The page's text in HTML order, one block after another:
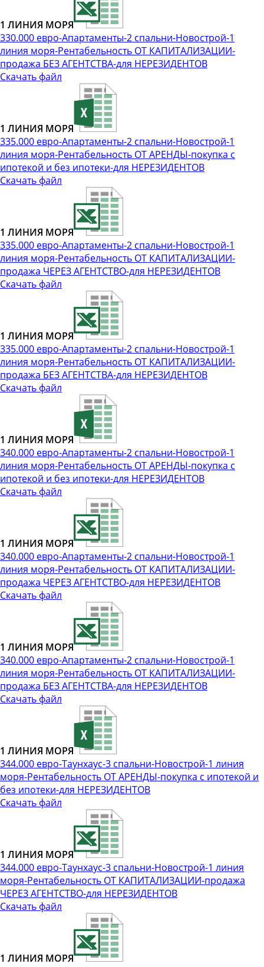
1 ЛИНИЯ МОРЯ
330.000 евро-Апартаменты-2 спальни-Новострой-1
линия моря-Рентабельность ОТ КАПИТАЛИЗАЦИИ-
продажа БЕЗ АГЕНТСТВА-для НЕРЕЗИДЕНТОВ
Скачать файл
1 ЛИНИЯ МОРЯ
335.000 евро-Апартаменты-2 спальни-Новострой-1
линия моря-Рентабельность ОТ АРЕНДЫ-покупка с
ипотекой и без ипотеки-для НЕРЕЗИДЕНТОВ
Скачать файл
1 ЛИНИЯ МОРЯ
335.000 евро-Апартаменты-2 спальни-Новострой-1
линия моря-Рентабельность ОТ КАПИТАЛИЗАЦИИ-
продажа ЧЕРЕЗ АГЕНТСТВО-для НЕРЕЗИДЕНТОВ
Скачать файл
1 ЛИНИЯ МОРЯ
335.000 евро-Апартаменты-2 спальни-Новострой-1
линия моря-Рентабельность ОТ КАПИТАЛИЗАЦИИ-
продажа БЕЗ АГЕНТСТВА-для НЕРЕЗИДЕНТОВ
Скачать файл
1 ЛИНИЯ МОРЯ
340.000 евро-Апартаменты-2 спальни-Новострой-1
линия моря-Рентабельность ОТ АРЕНДЫ-покупка с
ипотекой и без ипотеки-для НЕРЕЗИДЕНТОВ
Скачать файл
1 ЛИНИЯ МОРЯ
340.000 евро-Апартаменты-2 спальни-Новострой-1
линия моря-Рентабельность ОТ КАПИТАЛИЗАЦИИ-
продажа ЧЕРЕЗ АГЕНТСТВО-для НЕРЕЗИДЕНТОВ
Скачать файл
1 ЛИНИЯ МОРЯ
340.000 евро-Апартаменты-2 спальни-Новострой-1
линия моря-Рентабельность ОТ КАПИТАЛИЗАЦИИ-
продажа БЕЗ АГЕНТСТВА-для НЕРЕЗИДЕНТОВ
Скачать файл
1 ЛИНИЯ МОРЯ
344.000 евро-Таунхаус-3 спальни-Новострой-1 линия
моря-Рентабельность ОТ АРЕНДЫ-покупка с ипотекой и
без ипотеки-для НЕРЕЗИДЕНТОВ
Скачать файл
1 ЛИНИЯ МОРЯ
344.000 евро-Таунхаус-3 спальни-Новострой-1 линия
моря-Рентабельность ОТ КАПИТАЛИЗАЦИИ-продажа
ЧЕРЕЗ АГЕНТСТВО-для НЕРЕЗИДЕНТОВ
Скачать файл
1 ЛИНИЯ МОРЯ